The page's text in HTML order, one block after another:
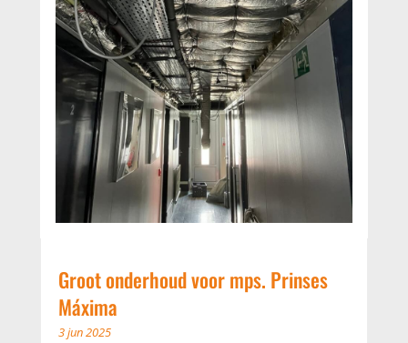
Groot onderhoud voor mps. Prinses
Máxima
3 jun 2025